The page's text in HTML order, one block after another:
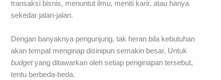
transaksi bisnis, menuntut ilmu, meniti karir, atau hanya
sekedar jalan-jalan.
Dengan banyaknya pengunjung, tak heran bila kebutuhan
akan tempat menginap disinipun semakin besar. Untuk
budgetyang ditawarkan oleh setiap penginapan tersebut,
tentu berbeda-beda.